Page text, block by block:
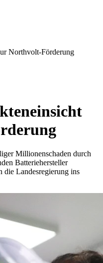
Northvolt-Förderung
Millionenschaden durch
Batteriehersteller
Landesregierung ins